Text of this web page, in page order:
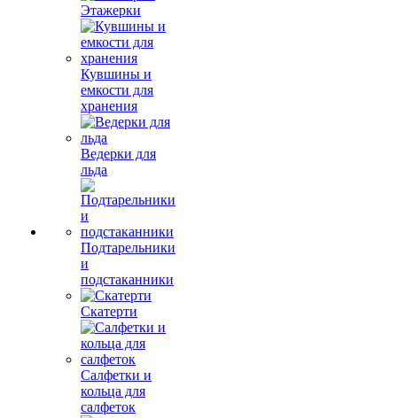
Этажерки
Кувшины и
емкости для
хранения
Ведерки для
льда
Подтарельники
и
подстаканники
Скатерти
Салфетки и
кольца для
салфеток